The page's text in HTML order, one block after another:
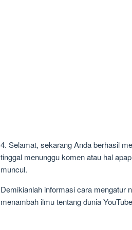
4. Selamat, sekarang Anda berhasil
tinggal menunggu komen atau hal
muncul.
Demikianlah informasi cara mengatur
menambah ilmu tentang dunia